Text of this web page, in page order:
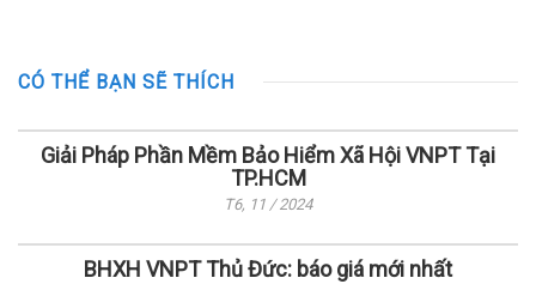
CÓ THỂ BẠN SẼ THÍCH
Giải Pháp Phần Mềm Bảo Hiểm Xã Hội VNPT Tại
TP.HCM
T6, 11 / 2024
BHXH VNPT Thủ Đức: báo giá mới nhất